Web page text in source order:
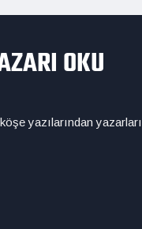
yazılarından yazarları